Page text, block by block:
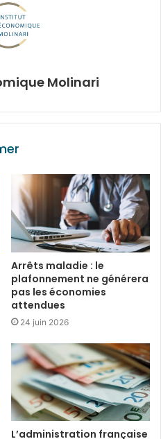
Molinari
Arrêts maladie : le
plafonnement ne générera
pas les économies
attendues
24 juin 2026
L’administration française